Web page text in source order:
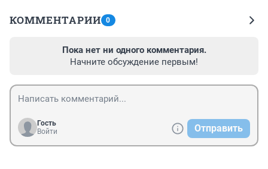
КОММЕНТАРИИ 0
Пока нет ни одного комментария.
Начните обсуждение первым!
Гость
Войти
Отправить